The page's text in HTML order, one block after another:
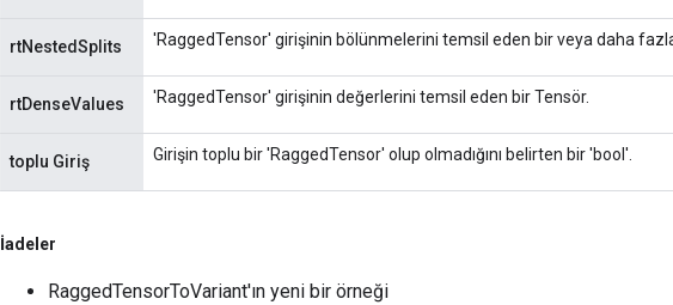
rtNestedSplits 'RaggedTensor' girişinin bölünmelerini temsil eden bir veya daha
rtDenseValues 'RaggedTensor' girişinin değerlerini temsil eden bir Tensör.
toplu Giriş Girişin toplu bir 'RaggedTensor' olup olmadığını belirten bir 'bool'.
İadeler
RaggedTensorToVariant'ın yeni bir örneği